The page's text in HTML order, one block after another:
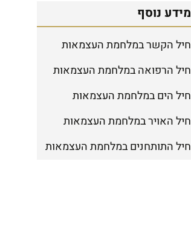
מידע נוסף
חיל הקשר במלחמת העצמאות
חיל הרפואה במלחמת העצמאות
חיל הים במלחמת העצמאות
חיל האויר במלחמת העצמאות
חיל התותחנים במלחמת העצמאות